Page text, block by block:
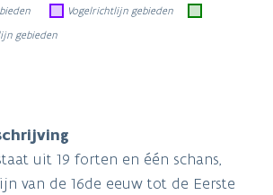
Vogelrichtlijn gebieden
gebieden
uit 19 forten en één schans,
van de 16de eeuw tot de Eerste